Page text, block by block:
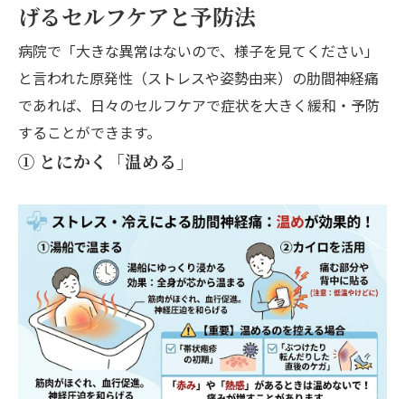
げるセルフケアと予防法
病院で「大きな異常はないので、様子を見てください」
と言われた原発性（ストレスや姿勢由来）の肋間神経痛
であれば、日々のセルフケアで症状を大きく緩和・予防
することができます。
① とにかく「温める」